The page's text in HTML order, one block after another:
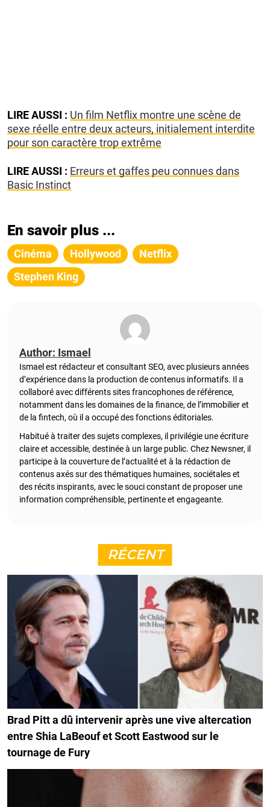
LIRE AUSSI : Un film Netflix montre une scène de
sexe réelle entre deux acteurs, initialement interdite
pour son caractère trop extrême
LIRE AUSSI : Erreurs et gaffes peu connues dans
Basic Instinct
En savoir plus ...
Cinéma Hollywood
Netflix
Stephen King
Author: Ismael
Ismael est rédacteur et consultant SEO, avec plusieurs années
d’expérience dans la production de contenus informatifs. Il a
collaboré avec différents sites francophones de référence,
notamment dans les domaines de la finance, de l’immobilier et
de la fintech, où il a occupé des fonctions éditoriales.
Habitué à traiter des sujets complexes, il privilégie une écriture
claire et accessible, destinée à un large public. Chez Newsner, il
participe à la couverture de l’actualité et à la rédaction de
contenus axés sur des thématiques humaines, sociétales et
des récits inspirants, avec le souci constant de proposer une
information compréhensible, pertinente et engageante.
RÉCENT
Brad Pitt a dû intervenir après une vive altercation
entre Shia LaBeouf et Scott Eastwood sur le
tournage de Fury